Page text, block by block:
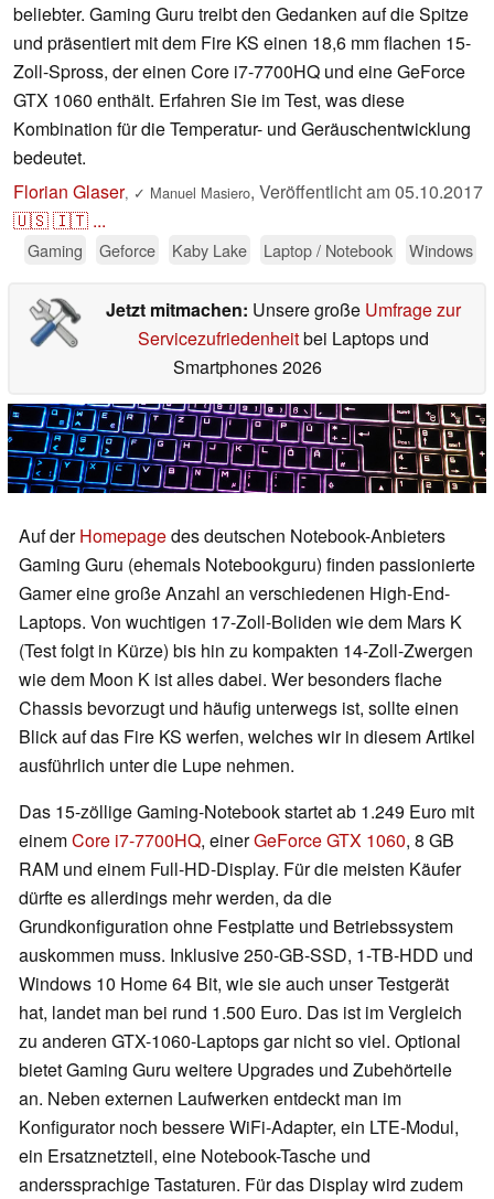
beliebter. Gaming Guru treibt den Gedanken auf die Spitze
und präsentiert mit dem Fire KS einen 18,6 mm flachen 15-
Zoll-Spross, der einen Core i7-7700HQ und eine GeForce
GTX 1060 enthält. Erfahren Sie im Test, was diese
Kombination für die Temperatur- und Geräuschentwicklung
bedeutet.
Florian Glaser, ✓ Manuel Masiero, Veröffentlicht am05.10.2017
🇺🇸🇮🇹 ...
Gaming Geforce Kaby Lake Laptop / Notebook Windows
Jetzt mitmachen: Unsere große Umfrage zur
Servicezufriedenheitbei Laptops und
Smartphones 2026
Auf derHomepagedes deutschen Notebook-Anbieters
Gaming Guru (ehemals Notebookguru) finden passionierte
Gamer eine große Anzahl an verschiedenen High-End-
Laptops. Von wuchtigen 17-Zoll-Boliden wie dem Mars K
(Test folgt in Kürze) bis hin zu kompakten 14-Zoll-Zwergen
wie dem Moon K ist alles dabei. Wer besonders flache
Chassis bevorzugt und häufig unterwegs ist, sollte einen
Blick auf das Fire KS werfen, welches wir in diesem Artikel
ausführlich unter die Lupe nehmen.
Das 15-zöllige Gaming-Notebook startet ab 1.249 Euro mit
einemCore i7-7700HQ, einerGeForce GTX 1060, 8 GB
RAM und einem Full-HD-Display. Für die meisten Käufer
dürfte es allerdings mehr werden, da die
Grundkonfiguration ohne Festplatte und Betriebssystem
auskommen muss. Inklusive 250-GB-SSD, 1-TB-HDD und
Windows 10 Home 64 Bit, wie sie auch unser Testgerät
hat, landet man bei rund 1.500 Euro. Das ist im Vergleich
zu anderen GTX-1060-Laptops gar nicht so viel. Optional
bietet Gaming Guru weitere Upgrades und Zubehörteile
an. Neben externen Laufwerken entdeckt man im
Konfigurator noch bessere WiFi-Adapter, ein LTE-Modul,
ein Ersatznetzteil, eine Notebook-Tasche und
anderssprachige Tastaturen. Für das Display wird zudem